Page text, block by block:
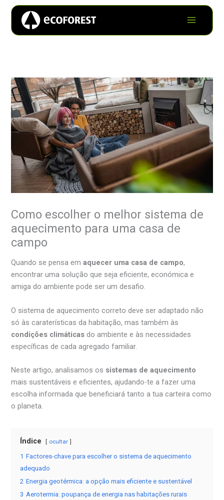
Como escolher o melhor sistema de
aquecimento para uma casa de
campo
Quando se pensa emaquecer uma casa de campo,
encontrar uma solução que seja eficiente, económica e
amiga do ambiente pode ser um desafio.
O sistema de aquecimento correto deve ser adaptado não
só às caraterísticas da habitação, mas também às
condições climáticas do ambiente e às necessidades
específicas de cada agregado familiar.
Neste artigo, analisamos os sistemas de aquecimento
mais sustentáveis e eficientes, ajudando-te a fazer uma
escolha informada que beneficiará tanto a tua carteira como
o planeta.
Índice ocultar
1 Factores-chave para escolher o sistema de aquecimento
adequado
2 Energia geotérmica: a opção mais eficiente e sustentável
3 Aerotermia: poupança de energia nas habitações rurais